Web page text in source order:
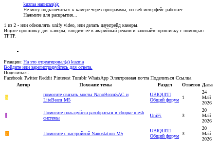
kuzma написал(а):
Не могу подключиться к камере через программы, но веб интерфейс работает
Нажмите для раскрытия...
1 из 2 - или обновлять unify video, или делать даунгрейд камеры.
Ищите прошивку для камеры, вводите её в аварийный режим и заливайте прошивку с помощью
TFTP.
Реакции: На это отреагировал(а) kuzma
Войдите или зарегистрируйтесь для ответа.
Поделиться:
Facebook Twitter Reddit Pinterest Tumblr WhatsApp Электронная почта Поделиться Ссылка
Автор
Похожие темы Раздел Ответов Дата
S
помогите связать мосты NanoBeam5AC и
LiteBeam M5
UBIQUITI
Общий форум
1
24
Май
2026
I
Помогите пожалуйста разобраться в сборке mesh
системы
UniFi 3
20
Май
2026
И Помогите с настройкой Nanostation M5
UBIQUITI
Общий форум 3
20
Май
2026